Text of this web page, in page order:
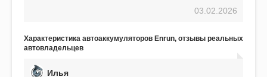
использования не было ни единой поломки,
EFB 75. Судя по характеристикам, он даже
превосходит предыдущую модель.
03.02.2026
Характеристика автоаккумуляторов Enrun, отзывы реальных
автовладельцев
Илья